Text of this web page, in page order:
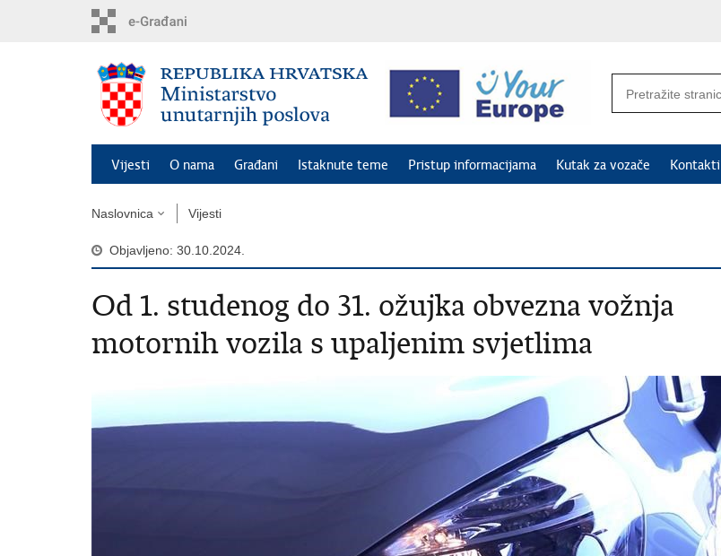
Vijesti O nama Građani Istaknute teme Pristup informacijama Kutak za vozače Kontakti
Naslovnica Vijesti
Objavljeno: 30.10.2024.
Od 1. studenog do 31. ožujka obvezna vožnja
motornih vozila s upaljenim svjetlima